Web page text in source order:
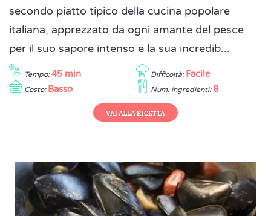
secondo piatto tipico della cucina popolare
italiana, apprezzato da ogni amante del pesce
per il suo sapore intenso e la sua incredib...
Tempo: 45 min Difficoltà: Facile
Costo: Basso Num. ingredienti: 8
VAI ALLA RICETTA